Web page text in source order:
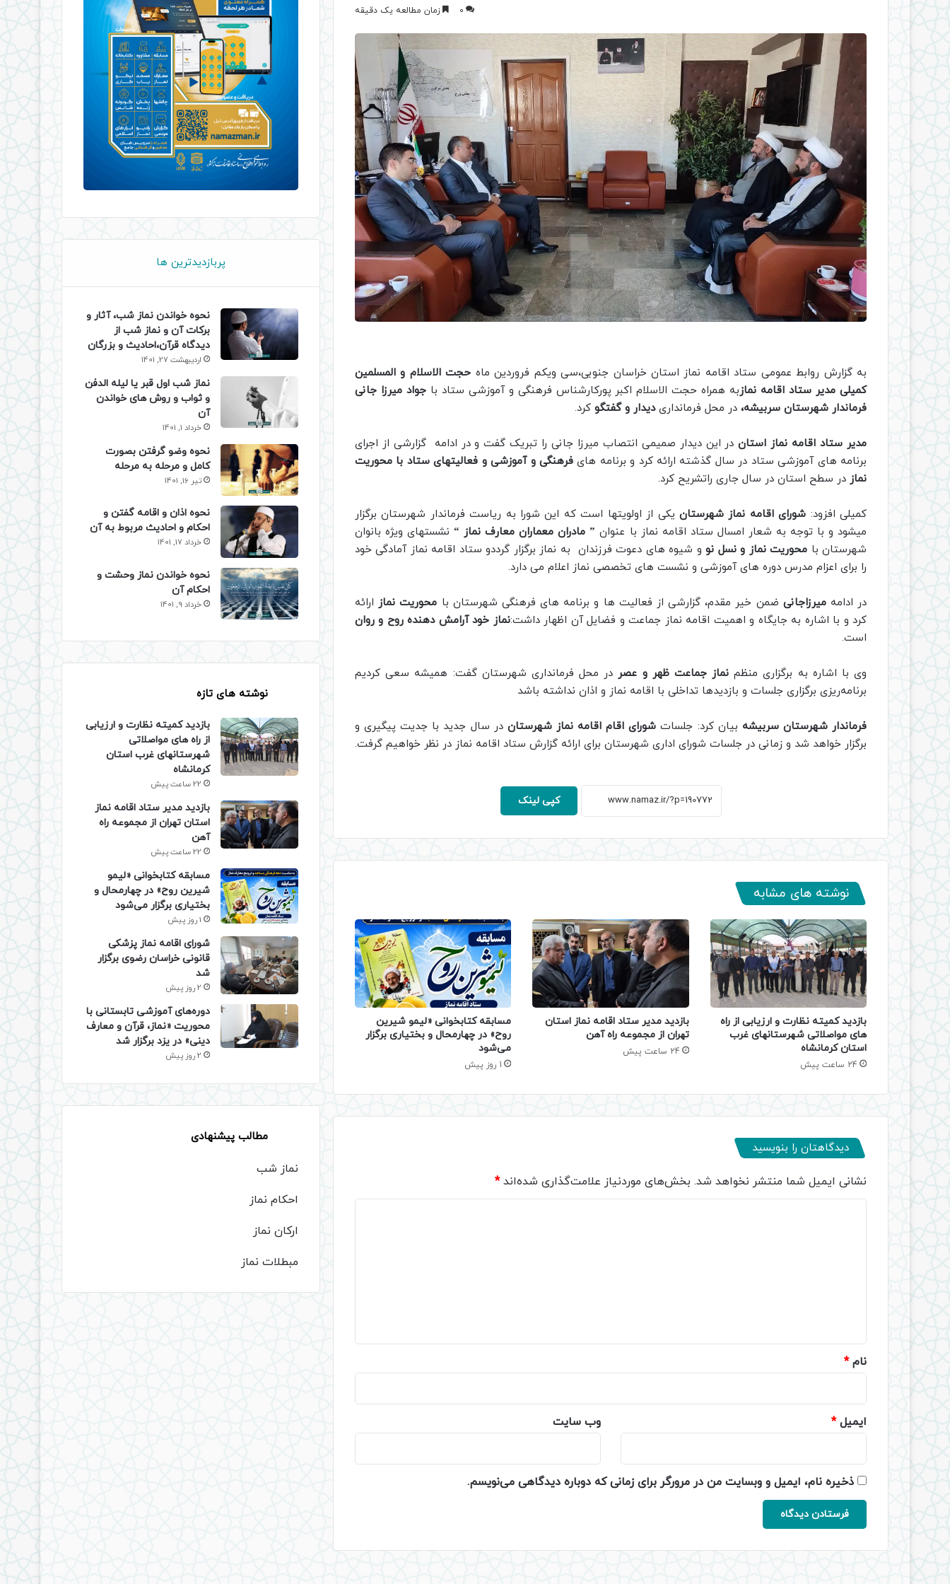
0 زمان مطالعه یک دقیقه
به گزارش روابط عمومی ستاد اقامه نماز استان خراسان جنوبی،سی ویکم فروردین ماه حجت الاسلام و المسلمین
کمیلی مدیر ستاد اقامه نمازبه همراه حجت الاسلام اکبر پورکارشناس فرهنگی و آموزشی ستاد با جواد میرزا جانی
فرماندار شهرستان سربیشه، در محل فرمانداریدیدار و گفتگو کرد.
مدیر ستاد اقامه نماز استاندر این دیدار صمیمی انتصاب میرزا جانی را تبریک گفت و در ادامه گزارشی از اجرای
برنامه های آموزشی ستاد در سال گذشته ارائه کرد و برنامه هایفرهنگی و آموزشی و فعالیتهای ستاد با محوریت
نماز در سطح استان در سال جاری راتشریح کرد.
کمیلی افزود: شورای اقامه نماز شهرستان یکی از اولویتها است که این شورا به ریاست فرماندار شهرستان برگزار
میشود و با توجه به شعار امسال ستاد اقامه نماز با عنوان ” مادران معماران معارف نماز “نشستهای ویژه بانوان
شهرستان با محوریت نماز و نسل نوو شیوه های دعوت فرزندان به نماز برگزار گرددو ستاد اقامه نماز آمادگی خود
را برای اعزام مدرس دوره های آموزشی و نشست های تخصصی نماز اعلام می دارد.
در ادامهمیرزاجانی ضمن خیر مقدم، گزارشی از فعالیت ها و برنامه های فرهنگی شهرستان با محوریت نماز ارائه
کرد و با اشاره به جایگاه و اهمیت اقامه نماز جماعت و فضایل آن اظهار داشت:نماز خود آرامش دهنده روح و روان
است.
وی با اشاره به برگزاری منظمنماز جماعت ظهر و عصر در محل فرمانداری شهرستان گفت: همیشه سعی کردیم
برنامه‌ریزی برگزاری جلسات و بازدیدها تداخلی با اقامه نماز و اذان نداشته باشد
فرماندار شهرستان سربیشه بیان کرد: جلسات شورای اقام اقامه نماز شهرستان در سال جدید با جدیت پیگیری و
برگزار خواهد شد و زمانی در جلسات شورای اداری شهرستان برای ارائه گزارش ستاد اقامه نماز در نظر خواهیم گرفت.
کپی لینک
نوشته های مشابه
بازدید کمیته نظارت و ارزیابی از راه
های مواصلاتی شهرستانهای غرب
استان کرمانشاه
24 ساعت پیش
بازدید مدیر ستاد اقامه نماز استان
تهران از مجموعه راه آهن
24 ساعت پیش
مسابقه کتابخوانی «لیمو شیرین
روح» در چهارمحال و بختیاری برگزار
می‌شود
1 روز پیش
دیدگاهتان را بنویسید
نشانی ایمیل شما منتشر نخواهد شد. بخش‌های موردنیاز علامت‌گذاری شده‌اند*
نام*
ایمیل* وب‌ سایت
ذخیره نام، ایمیل و وبسایت من در مرورگر برای زمانی که دوباره دیدگاهی می‌نویسم.
پربازدیدترین ها
نحوه خواندن نماز شب، آثار و
برکات آن و نماز شب از
دیدگاه قرآن،احادیث و بزرگان
اردیبهشت 27, 1401
نماز شب اول قبر یا لیله الدفن
و ثواب و روش های خواندن
آن
خرداد 1, 1401
نحوه وضو گرفتن بصورت
کامل و مرحله به مرحله
تیر 16, 1401
نحوه اذان و اقامه گفتن و
احکام و احادیث مربوط به آن
خرداد 17, 1401
نحوه خواندن نماز وحشت و
احکام آن
خرداد 9, 1401
نوشته های تازه
بازدید کمیته نظارت و ارزیابی
از راه های مواصلاتی
شهرستانهای غرب استان
کرمانشاه
22 ساعت پیش
بازدید مدیر ستاد اقامه نماز
استان تهران از مجموعه راه
آهن
22 ساعت پیش
مسابقه کتابخوانی «لیمو
شیرین روح» در چهارمحال و
بختیاری برگزار می‌شود
1 روز پیش
شورای اقامه نماز پزشکی
قانونی خراسان رضوی برگزار
شد
2 روز پیش
دوره‌های آموزشی تابستانی با
محوریت «نماز، قرآن و معارف
دینی» در یزد برگزار شد
2 روز پیش
مطالب پیشنهادی
نماز شب
احکام نماز
ارکان نماز
مبطلات نماز